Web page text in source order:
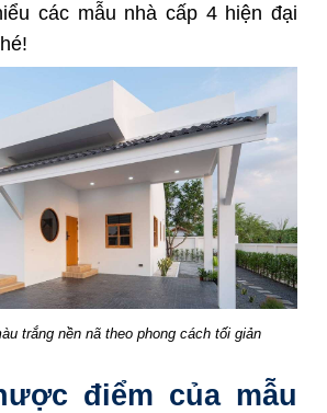
các mẫu nhà cấp 4 hiện đại
trắng nền nã theo phong cách tối giản
điểm của mẫu